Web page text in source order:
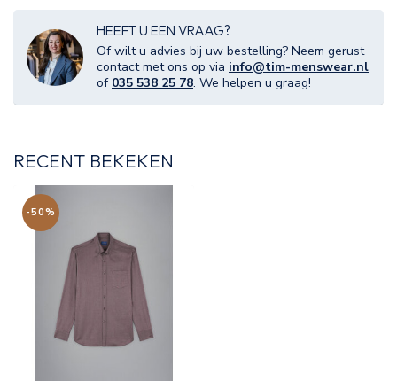
HEEFT U EEN VRAAG?
Of wilt u advies bij uw bestelling? Neem gerust
contact met ons op via info@tim-menswear.nl
of 035 538 25 78. We helpen u graag!
RECENT BEKEKEN
-50%